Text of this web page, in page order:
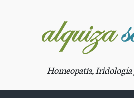
Homeopatía,